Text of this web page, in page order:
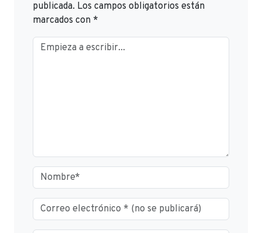
publicada. Los campos obligatorios están
marcados con *